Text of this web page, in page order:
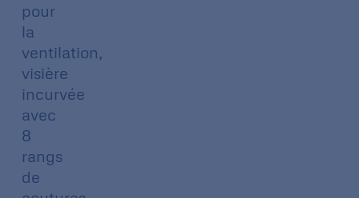
pour
la
ventilation,
visière
incurvée
avec
8
rangs
de